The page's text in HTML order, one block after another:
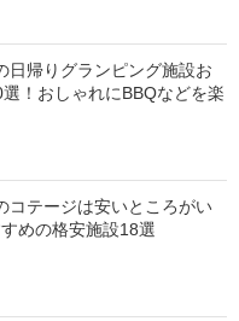
日帰りグランピング施設お
！おしゃれにBBQなどを楽
コテージは安いところがい
めの格安施設18選